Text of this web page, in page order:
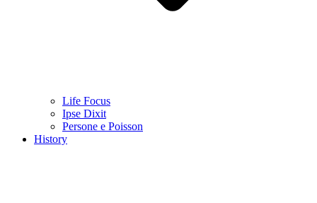
Life Focus
Ipse Dixit
Persone e Poisson
History